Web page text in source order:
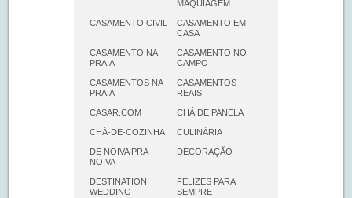
MAQUIAGEM
CASAMENTO CIVIL
CASAMENTO EM
CASA
CASAMENTO NA
PRAIA
CASAMENTO NO
CAMPO
CASAMENTOS NA
PRAIA
CASAMENTOS
REAIS
CASAR.COM CHÁ DE PANELA
CHÁ-DE-COZINHA CULINÁRIA
DE NOIVA PRA
NOIVA
DECORAÇÃO
DESTINATION
WEDDING
FELIZES PARA
SEMPRE